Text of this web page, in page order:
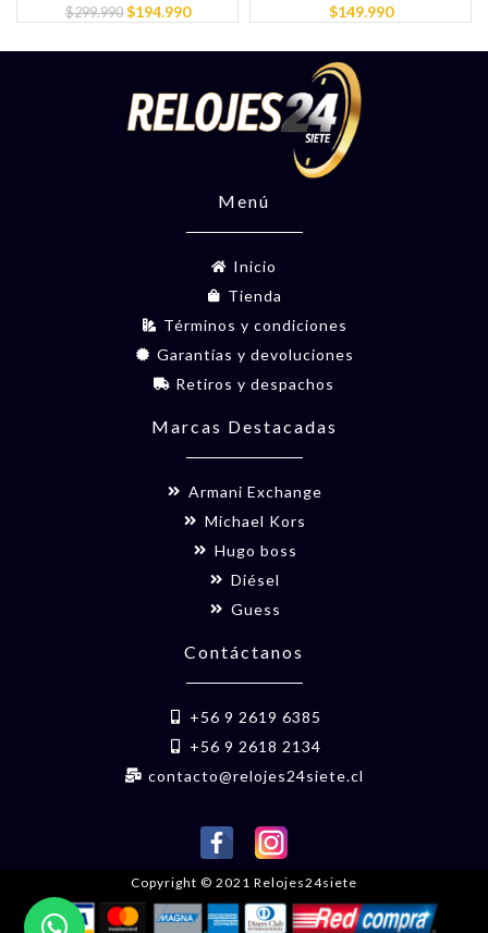
$299.990 $194.990 $149.990
Menú
Inicio
Tienda
Términos y condiciones
Garantías y devoluciones
Retiros y despachos
Marcas Destacadas
Armani Exchange
Michael Kors
Hugo boss
Diésel
Guess
Contáctanos
+56 9 2619 6385
+56 9 2618 2134
contacto@relojes24siete.cl
Copyright © 2021 Relojes24siete